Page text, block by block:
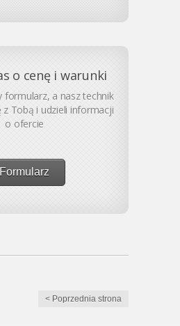
o cenę i warunki
formularz, a nasz technik
Tobą i udzieli informacji
o ofercie
Formularz
< Poprzednia strona